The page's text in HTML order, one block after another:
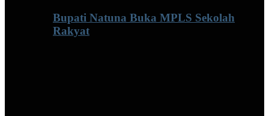
Bupati Natuna Buka MPLS Sekolah
Rakyat